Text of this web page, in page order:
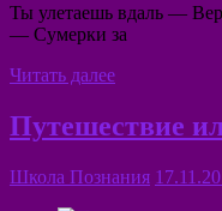
Ты улетаешь вдаль —
— Сумерки за
Читать далее
Путешествие
Школа Познания